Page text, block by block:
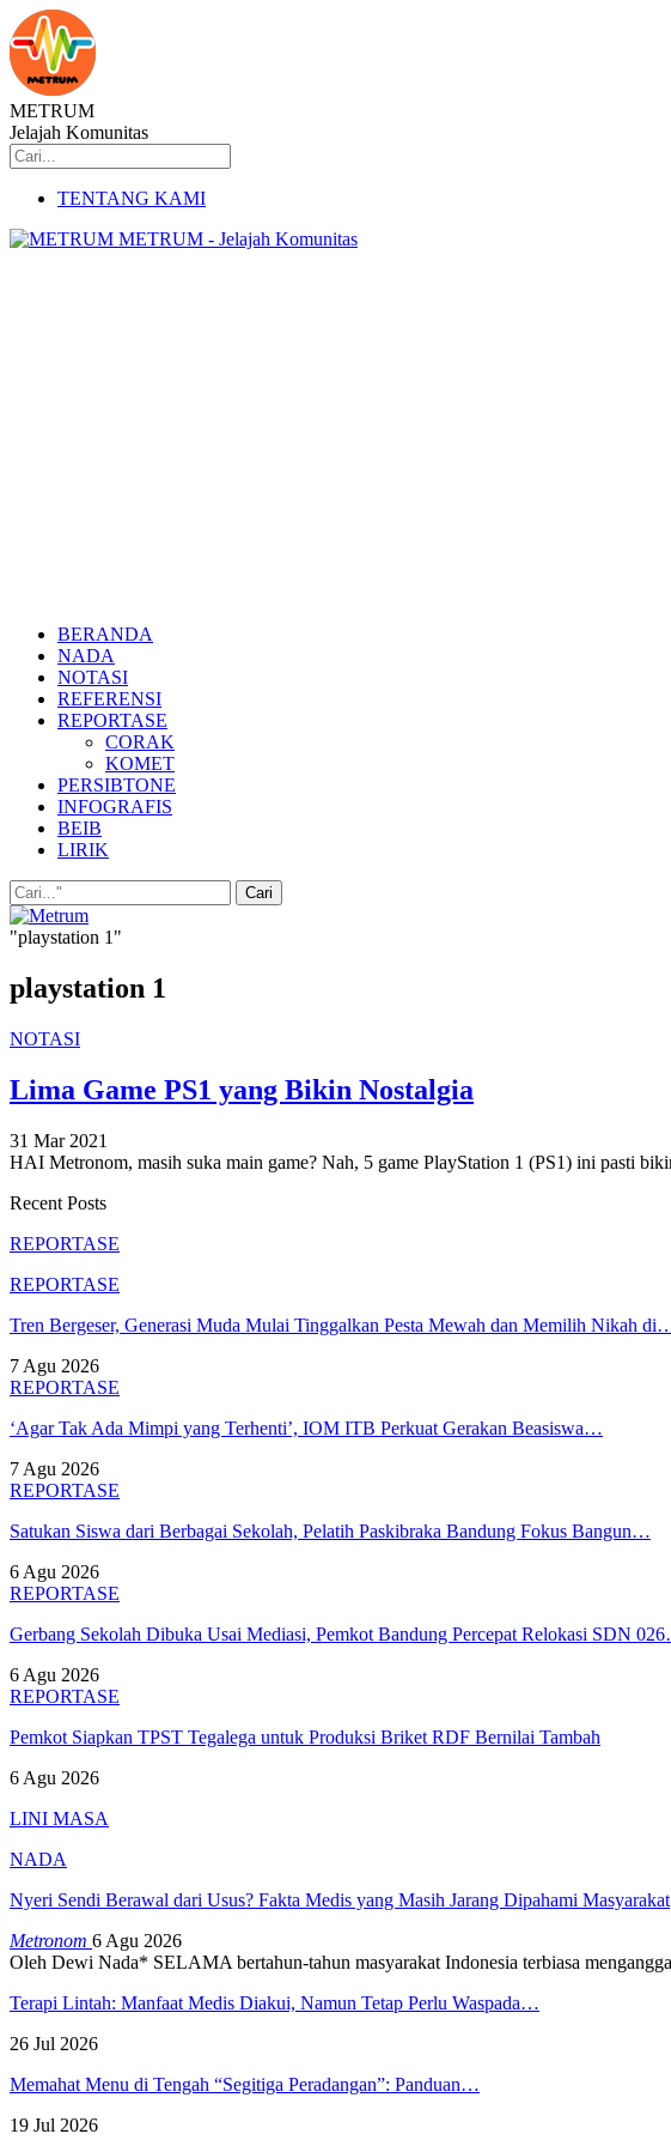
METRUM
Jelajah Komunitas
TENTANG KAMI
METRUM - Jelajah Komunitas
BERANDA
NADA
NOTASI
REFERENSI
REPORTASE
CORAK
KOMET
PERSIBTONE
INFOGRAFIS
BEIB
LIRIK
"playstation 1"
playstation 1
NOTASI
Lima Game PS1 yang Bikin Nostalgia
31 Mar 2021
HAI Metronom, masih suka main game? Nah, 5 game PlayStation 1 (PS1) ini pasti
Recent Posts
REPORTASE
REPORTASE
Tren Bergeser, Generasi Muda Mulai Tinggalkan Pesta Mewah dan Memilih Nikah
7 Agu 2026
REPORTASE
‘Agar Tak Ada Mimpi yang Terhenti’, IOM ITB Perkuat Gerakan Beasiswa…
7 Agu 2026
REPORTASE
Satukan Siswa dari Berbagai Sekolah, Pelatih Paskibraka Bandung Fokus Bangun…
6 Agu 2026
REPORTASE
Gerbang Sekolah Dibuka Usai Mediasi, Pemkot Bandung Percepat Relokasi SDN
6 Agu 2026
REPORTASE
Pemkot Siapkan TPST Tegalega untuk Produksi Briket RDF Bernilai Tambah
6 Agu 2026
LINI MASA
NADA
Nyeri Sendi Berawal dari Usus? Fakta Medis yang Masih Jarang Dipahami Masyarakat
Metronom 6 Agu 2026
Oleh Dewi Nada* SELAMA bertahun-tahun masyarakat Indonesia terbiasa
Terapi Lintah: Manfaat Medis Diakui, Namun Tetap Perlu Waspada…
26 Jul 2026
Memahat Menu di Tengah “Segitiga Peradangan”: Panduan…
19 Jul 2026